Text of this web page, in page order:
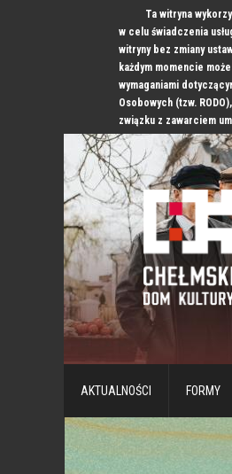
Ta witryna
w celu świadczenia
witryny bez zmiany
każdym momencie
wymaganiami
Osobowych (tzw.
związku z zawarciem
AKTUALNOŚCI FORMY